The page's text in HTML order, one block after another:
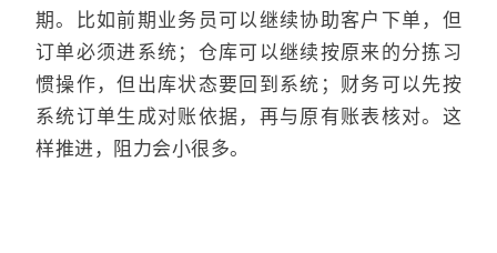
期。比如前期业务员可以继续协助客户下单，但
订单必须进系统；仓库可以继续按原来的分拣习
惯操作，但出库状态要回到系统；财务可以先按
系统订单生成对账依据，再与原有账表核对。这
样推进，阻力会小很多。